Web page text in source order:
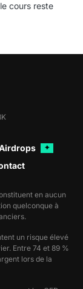
cours reste
✦
en aucun
quelconque à
un risque élevé
Entre 74 et 89 %
lors de la